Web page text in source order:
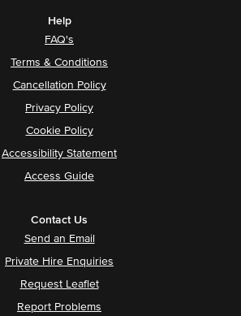
Help
FAQ's
Terms & Conditions
Cancellation Policy
Privacy Policy
Cookie Policy
Accessibility Statement
Access Guide
Contact Us
Send an Email
Private Hire Enquiries
Request Leaflet
Report Problems